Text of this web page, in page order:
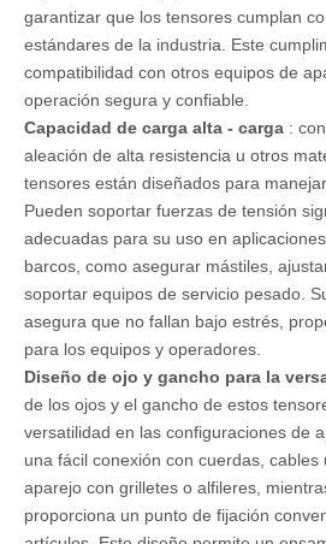
garantizar que los tensores cumplan
estándares de la industria. Este
compatibilidad con otros equipos de
operación segura y confiable.
Capacidad de carga alta - carga :
aleación de alta resistencia u otros
tensores están diseñados para
Pueden soportar fuerzas de tensión
adecuadas para su uso en
barcos, como asegurar mástiles,
soportar equipos de servicio pesado.
asegura que no fallan bajo estrés,
para los equipos y operadores.
Diseño de ojo y gancho para la
de los ojos y el gancho de estos
versatilidad en las configuraciones de
una fácil conexión con cuerdas,
aparejo con grilletes o alfileres,
proporciona un punto de fijación